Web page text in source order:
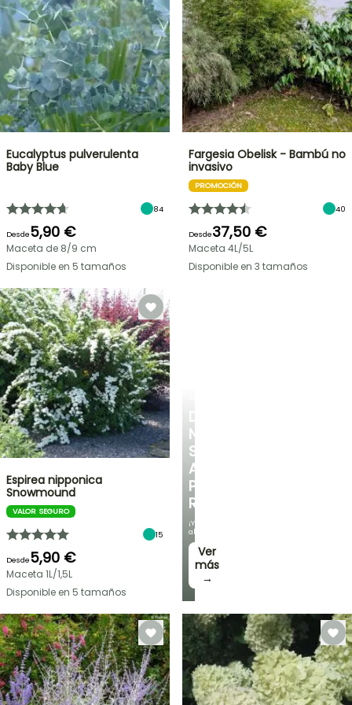
OFERTA
RELÁMPAGO
¡HASTA
UN
30
DESCUBRE
NUESTRA
SELECCIÓN
A
PRECIOS
REDUCIDOS
¡Y
ahorra!
Ver
más
→
Eucalyptus pulverulenta
Baby Blue
84
Desde5,90 €
Maceta de 8/9 cm
Disponible en 5 tamaños
Fargesia Obelisk - Bambú no
invasivo
PROMOCIÓN
40
Desde37,50 €
Maceta 4L/5L
Disponible en 3 tamaños
Espirea nipponica
Snowmound
VALOR SEGURO
15
Desde5,90 €
Maceta 1L/1,5L
Disponible en 5 tamaños